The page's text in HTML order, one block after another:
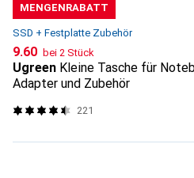
MENGENRABATT
SSD + Festplatte Zubehör
CHF
9.60 bei 2 Stück
Ugreen Kleine Tasche für
Adapter und Zubehör
221